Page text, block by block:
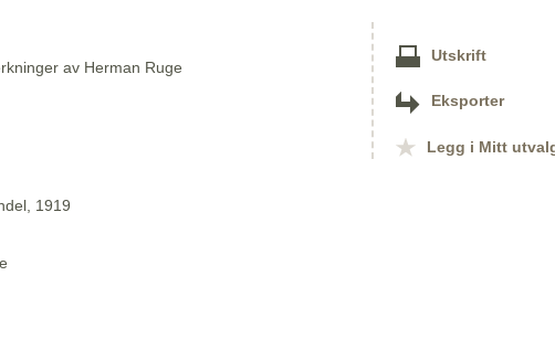
av Herman Ruge
1919
Utskrift
Eksporter
Legg i Mitt